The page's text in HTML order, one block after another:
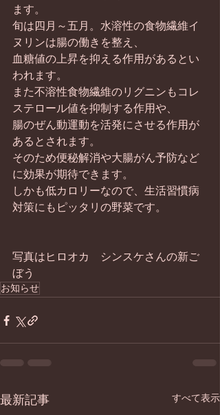
ます。
旬は四月～五月。水溶性の食物繊維イ
ヌリンは腸の働きを整え、
血糖値の上昇を抑える作用があるとい
われます。
また不溶性食物繊維のリグニンもコレ
ステロール値を抑制する作用や、
腸のぜん動運動を活発にさせる作用が
あるとされます。
そのため便秘解消や大腸がん予防など
に効果が期待できます。
しかも低カロリーなので、生活習慣病
対策にもピッタリの野菜です。
写真はヒロオカ　シンスケさんの新ご
ぼう
お知らせ
最新記事 すべて表示